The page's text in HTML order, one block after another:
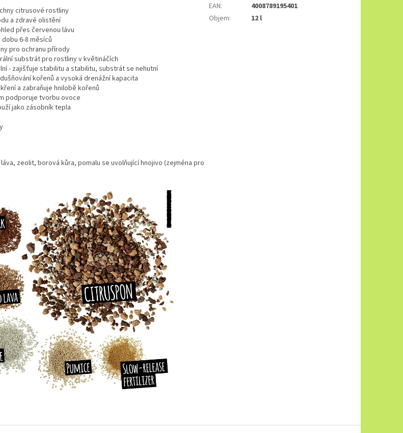
citrusové rostliny
a zdravé olistění
přes červenou lávu
6-8 měsíců
pro ochranu přírody
substrát pro rostliny v květináčích
- zajišťuje stabilitu a stabilitu, substrát se nehutní
kořenů a vysoká drenážní kapacita
a zabraňuje hnilobě kořenů
podporuje tvorbu ovoce
jako zásobník tepla
zeolit, borová kůra, pomalu se uvolňující hnojivo (zejména pro
EAN:
4008789195401
Objem: 12 l